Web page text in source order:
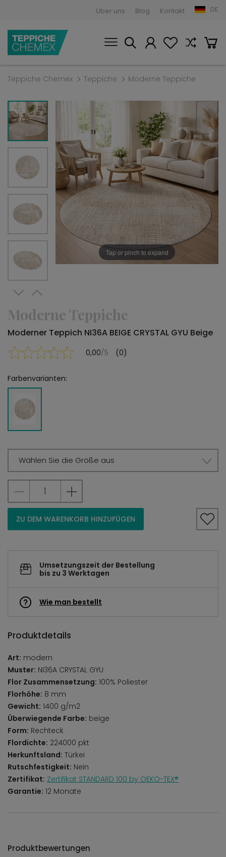
Über uns Blog Kontakt DE
Teppiche Chemex Teppiche Moderne Teppiche
Tap or pinch to expand
Moderne Teppiche
Moderner Teppich NI36A BEIGE CRYSTAL GYU Beige
0,00/5 (0)
Farbenvarianten:
Wählen Sie die Größe aus
ZU DEM WARENKORB HINZUFÜGEN
Umsetzungszeit der Bestellung
bis zu 3 Werktagen
Wie man bestellt
Produktdetails
Art: modern
Muster: NI36A CRYSTAL GYU
Flor Zusammensetzung: 100% Poliester
Florhöhe: 8 mm
Gewicht: 1400 g/m2
Überwiegende Farbe: beige
Form: Rechteck
Flordichte: 224000 pkt
Herkunftsland: Türkei
Rutschfestigkeit: Nein
Zertifikat: Zertifikat STANDARD 100 by OEKO-TEX®
Garantie: 12 Monate
Produktbewertungen